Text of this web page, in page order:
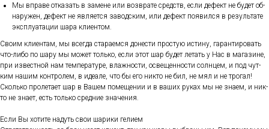
Мы впра­ве от­ка­зать в за­мене или воз­вра­те средств, ес­ли де­фект не бу­дет об­
на­ружен, де­фект не яв­ля­ет­ся за­вод­ским, или де­фект по­явил­ся в ре­зуль­та­те
экс­плу­ата­ции ша­ра кли­ен­том.
Сво­им кли­ен­там, мы всег­да ста­ра­ем­ся до­нес­ти прос­тую ис­ти­ну, га­ран­ти­ровать
что-ли­бо по ша­ру мы мо­жет толь­ко, ес­ли этот шар бу­дет ле­тать у Нас в ма­гази­не,
при из­вес­тной нам тем­пе­рату­ре, влаж­ности, ос­ве­щен­ности сол­нцем, и под чут­
ким на­шим кон­тро­лем, в иде­але, что бы его ник­то не бил, не мял и не тро­гал!
Сколь­ко про­лета­ет шар в Ва­шем по­меще­нии и в ва­ших ру­ках мы не зна­ем, и ник­
то не зна­ет, есть толь­ко сред­ние зна­чения.
Ес­ли Вы хо­тите на­дуть свои ша­рики ге­ли­ем